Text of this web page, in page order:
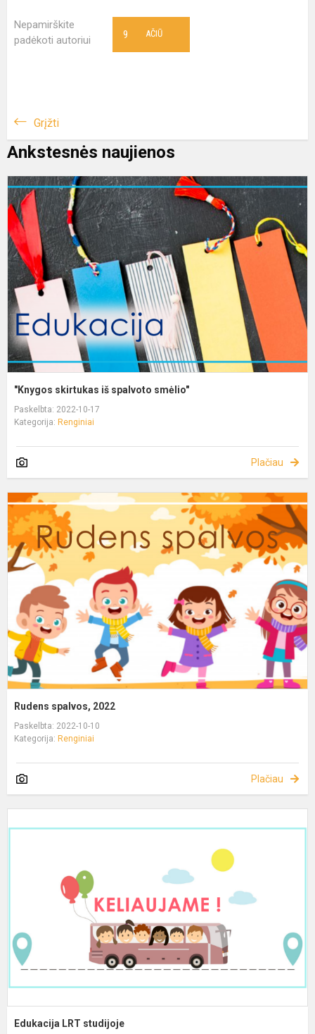
Nepamirškite
padėkoti autoriui
AČIŪ
9
Grįžti
Ankstesnės naujienos
"Knygos skirtukas iš spalvoto smėlio"
Paskelbta: 2022-10-17
Kategorija: Renginiai
Plačiau
Rudens spalvos, 2022
Paskelbta: 2022-10-10
Kategorija: Renginiai
Plačiau
Edukacija LRT studijoje